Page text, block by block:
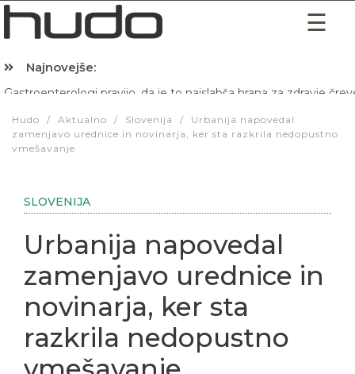
Najnovejše:
zamenjavo urednice in novinarja, ker sta razkrila nedopustno
vmešavanje
Urbanija napovedal
zamenjavo urednice in
novinarja, ker sta
razkrila nedopustno
vmešavanje